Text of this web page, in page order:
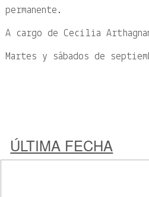
permanente.
A cargo de Cecilia
Martes y sábados de
ÚLTIMA FECHA